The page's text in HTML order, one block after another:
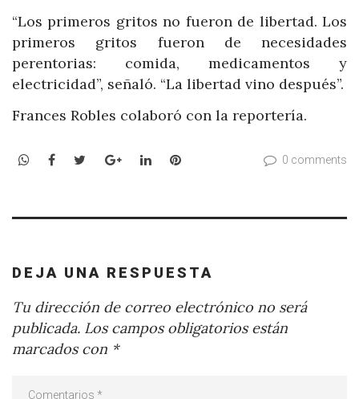
“Los primeros gritos no fueron de libertad. Los
primeros gritos fueron de necesidades
perentorias: comida, medicamentos y
electricidad”, señaló. “La libertad vino después”.
Frances Robles colaboró con la reportería.
WhatsApp
Facebook
TwitterGoogle+LinkedInPinterest 0 comments
DEJA UNA RESPUESTA
Tu dirección de correo electrónico no será
publicada. Los campos obligatorios están
marcados con *